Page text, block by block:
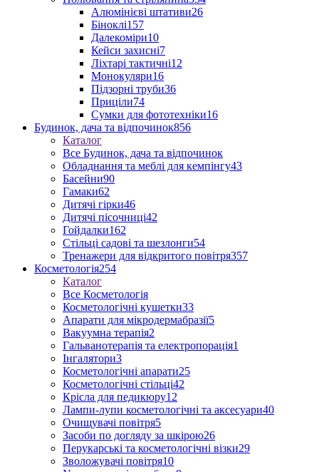
Алюмінієві штативи26
Біноклі157
Далекоміри10
Кейси захисні7
Ліхтарі тактичні12
Монокуляри16
Підзорні труби36
Приціли74
Сумки для фототехніки16
Будинок, дача та відпочинок856
Каталог
Все Будинок, дача та відпочинок
Обладнання та меблі для кемпінгу43
Басейни90
Гамаки62
Дитячі гірки46
Дитячі пісочниці42
Гойдалки162
Стільці садові та шезлонги54
Тренажери для відкритого повітря357
Косметологія254
Каталог
Все Косметологія
Косметологічні кушетки33
Апарати для мікродермабразії5
Вакуумна терапія2
Гальванотерапія та електропорація1
Інгалятори3
Косметологічні апарати25
Косметологічні стільці42
Крісла для педикюру12
Лампи-лупи косметологічні та аксесуари40
Очищувачі повітря5
Засоби по догляду за шкірою26
Перукарські та косметологічні візки29
Зволожувачі повітря10